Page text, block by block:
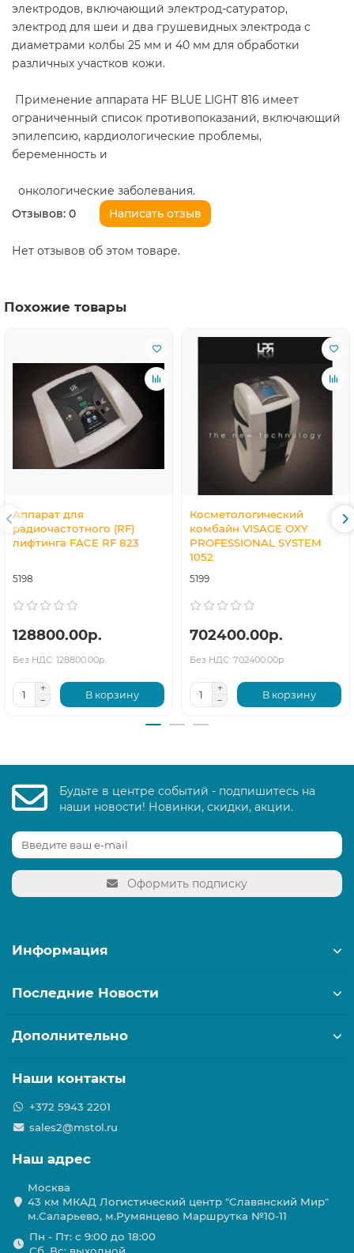
электродов, включающий электрод-сатуратор,
электрод для шеи и два грушевидных электрода с
диаметрами колбы 25 мм и 40 мм для обработки
различных участков кожи.
Применение аппарата HF BLUE LIGHT 816 имеет
ограниченный список противопоказаний, включающий
эпилепсию, кардиологические проблемы,
беременность и
онкологические заболевания.
Отзывов: 0
Написать отзыв
Нет отзывов об этом товаре.
Похожие товары
Аппарат для
радиочастотного (RF)
лифтинга FACE RF 823
5198
128800.00р.
Без НДС: 128800.00р.
В корзину
Косметологический
комбайн VISAGE OXY
PROFESSIONAL SYSTEM
1052
5199
702400.00р.
Без НДС: 702400.00р.
В корзину
Будьте в центре событий - подпишитесь на
наши новости! Новинки, скидки, акции.
Оформить подписку
Информация
Последние Новости
Дополнительно
Наши контакты
+372 5943 2201
sales2@mstol.ru
Наш адрес
Москва
43 км МКАД Логистичеcкий центр "Славянский Мир"
м.Саларьево, м.Румянцево Маршрутка №10-11
Пн - Пт: с 9:00 до 18:00